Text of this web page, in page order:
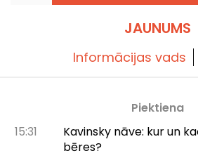
JAUNUMS
Informācijas vads
Piektiena
15:31
Kavinsky nāve: kur un
bēres?